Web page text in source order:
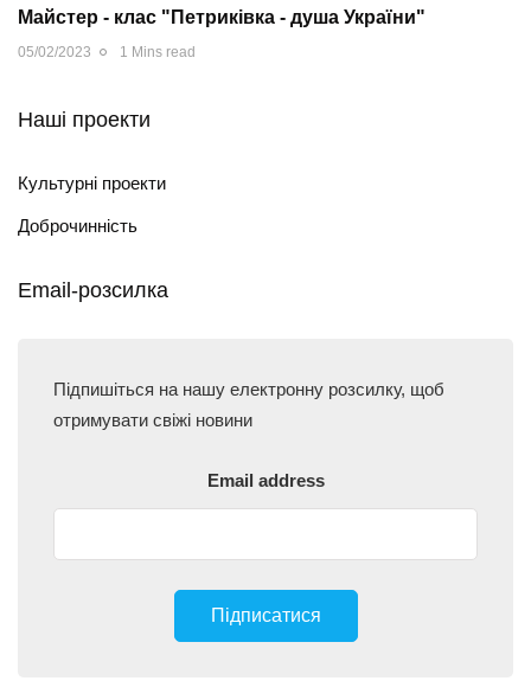
Майстер - клас "Петриківка - душа України"
05/02/2023 1 Mins read
Наші проекти
Культурні проекти
Доброчинність
Email-розсилка
Підпишіться на нашу електронну розсилку, щоб
отримувати свіжі новини
Email address